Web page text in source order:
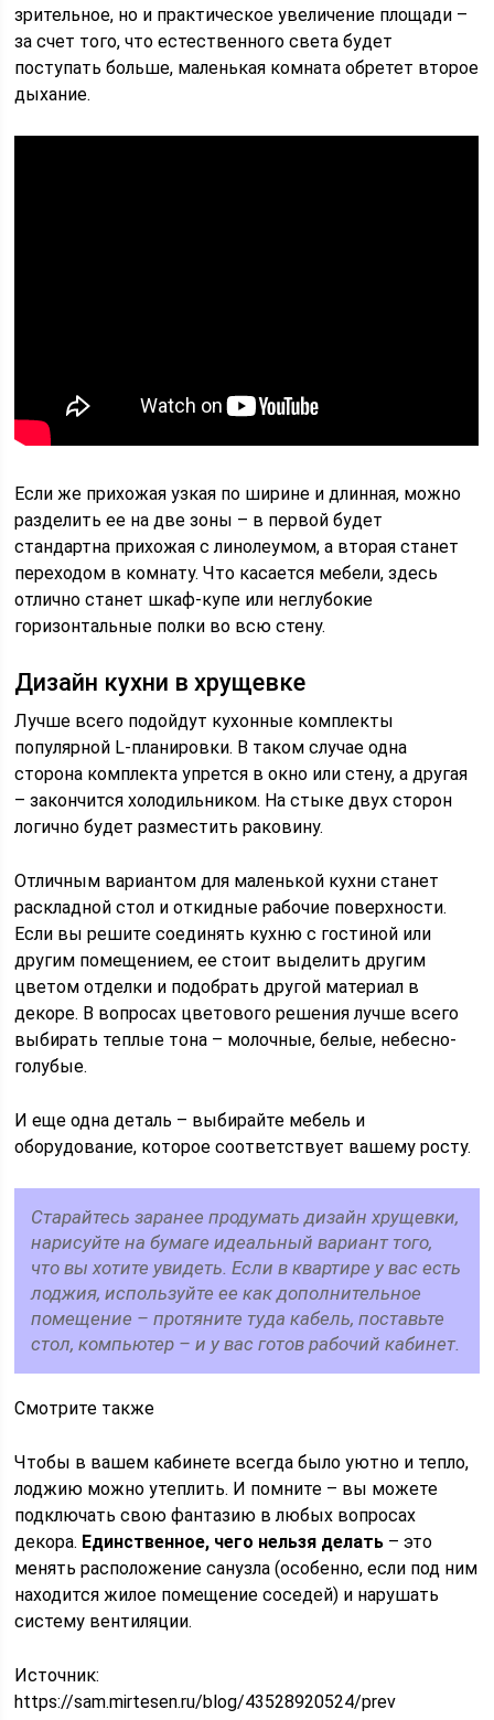
зрительное, но и практическое увеличение площади –
за счет того, что естественного света будет
поступать больше, маленькая комната обретет второе
дыхание.
Если же прихожая узкая по ширине и длинная, можно
разделить ее на две зоны – в первой будет
стандартна прихожая с линолеумом, а вторая станет
переходом в комнату. Что касается мебели, здесь
отлично станет шкаф-купе или неглубокие
горизонтальные полки во всю стену.
Дизайн кухни в хрущевке
Лучше всего подойдут кухонные комплекты
популярной L-планировки. В таком случае одна
сторона комплекта упрется в окно или стену, а другая
– закончится холодильником. На стыке двух сторон
логично будет разместить раковину.
Отличным вариантом для маленькой кухни станет
раскладной стол и откидные рабочие поверхности.
Если вы решите соединять кухню с гостиной или
другим помещением, ее стоит выделить другим
цветом отделки и подобрать другой материал в
декоре. В вопросах цветового решения лучше всего
выбирать теплые тона – молочные, белые, небесно-
голубые.
И еще одна деталь – выбирайте мебель и
оборудование, которое соответствует вашему росту.
Старайтесь заранее продумать дизайн хрущевки,
нарисуйте на бумаге идеальный вариант того,
что вы хотите увидеть. Если в квартире у вас есть
лоджия, используйте ее как дополнительное
помещение – протяните туда кабель, поставьте
стол, компьютер – и у вас готов рабочий кабинет.
Смотрите также
Чтобы в вашем кабинете всегда было уютно и тепло,
лоджию можно утеплить. И помните – вы можете
подключать свою фантазию в любых вопросах
декора. Единственное, чего нельзя делать – это
менять расположение санузла (особенно, если под ним
находится жилое помещение соседей) и нарушать
систему вентиляции.
Источник:
https://sam.mirtesen.ru/blog/43528920524/prev